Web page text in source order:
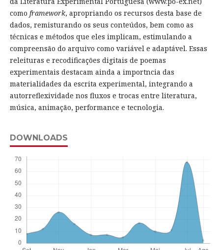
como framework, apropriando os recursos desta base de
dados, remisturando os seus conteúdos, bem como as
técnicas e métodos que eles implicam, estimulando a
compreensão do arquivo como variável e adaptável. Essas
releituras e recodificações digitais de poemas
experimentais destacam ainda a importncia das
materialidades da escrita experimental, integrando a
autorreflexividade nos fluxos e trocas entre literatura,
música, animação, performance e tecnologia.
DOWNLOADS